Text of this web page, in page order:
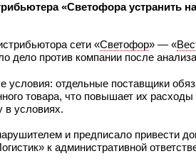
«Светофора устранить
сети «Светофор» — «
дело против компании после
условия: отдельные поставщики
товара, что повышает их
в условиях.
и предписало привести
к административной